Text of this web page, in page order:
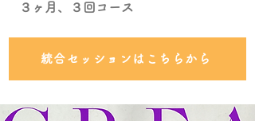
​３ヶ月、３回コース
統合セッションはこちらから